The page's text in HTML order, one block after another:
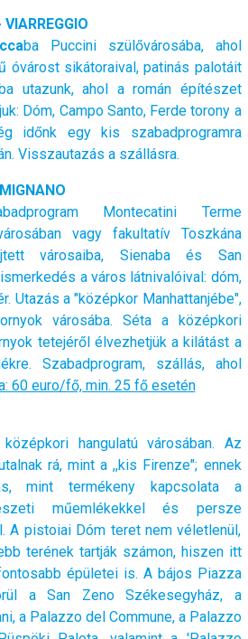
ba Puccini szülővárosába, ahol
óvárost sikátoraival, patinás palotáit
utazunk, ahol a román építészet
Dóm, Campo Santo, Ferde torony a
időnk egy kis szabadprogramra
Visszautazás a szállásra.
Montecatini Terme
vagyfakultatív Toszkána
városaiba, Sienaba és San
a város látnivalóival: dóm,
Utazás a "középkor Manhattanjébe",
városába. Séta a középkori
tetejéről élvezhetjük a kilátást a
Szabadprogram, szállás, ahol
60 euro/fő, min. 25 fő esetén
hangulatú városában. Az
rá, mint a ,,kis Firenze"; ennek
mint termékeny kapcsolata a
műemlékekkel és persze
A pistoiai Dóm teret nem véletlenül,
terének tartják számon, hiszen itt
épületei is. A bájos Piazza
a San Zeno Székesegyház, a
a Palazzo del Commune, a Palazzo